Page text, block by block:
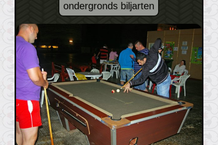
ondergronds biljarten